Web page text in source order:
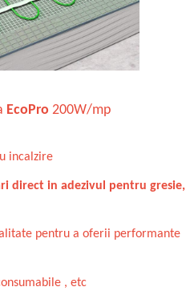
EcoPro 200W/mp
incalzire
direct in adezivul pentru gresie,
pentru a oferii performante
, etc